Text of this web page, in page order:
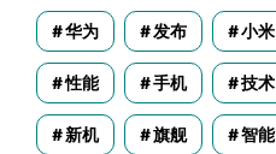
华为 发布 小米
性能 手机 技术
新机 旗舰 智能